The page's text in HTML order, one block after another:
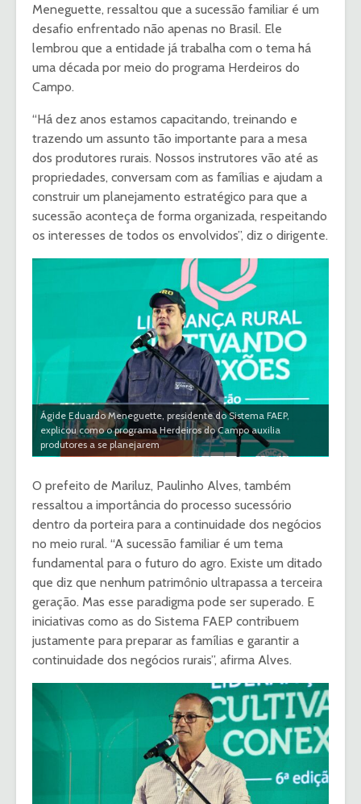
Meneguette, ressaltou que a sucessão familiar é um
desafio enfrentado não apenas no Brasil. Ele
lembrou que a entidade já trabalha com o tema há
uma década por meio do programa Herdeiros do
Campo.
“Há dez anos estamos capacitando, treinando e
trazendo um assunto tão importante para a mesa
dos produtores rurais. Nossos instrutores vão até as
propriedades, conversam com as famílias e ajudam a
construir um planejamento estratégico para que a
sucessão aconteça de forma organizada, respeitando
os interesses de todos os envolvidos”, diz o dirigente.
Ágide Eduardo Meneguette, presidente do Sistema FAEP,
explicou como o programa Herdeiros do Campo auxilia
produtores a se planejarem
O prefeito de Mariluz, Paulinho Alves, também
ressaltou a importância do processo sucessório
dentro da porteira para a continuidade dos negócios
no meio rural. “A sucessão familiar é um tema
fundamental para o futuro do agro. Existe um ditado
que diz que nenhum patrimônio ultrapassa a terceira
geração. Mas esse paradigma pode ser superado. E
iniciativas como as do Sistema FAEP contribuem
justamente para preparar as famílias e garantir a
continuidade dos negócios rurais”, afirma Alves.